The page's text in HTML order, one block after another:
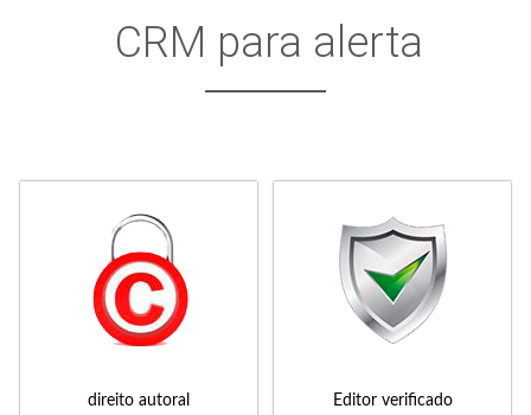
CRM para alerta
direito autoral Editor verificado